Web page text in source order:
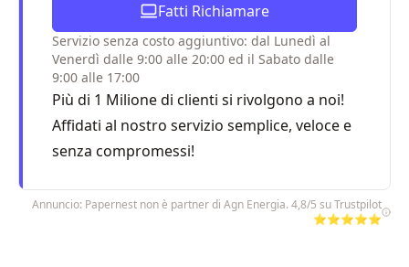
Fatti Richiamare
Servizio senza costo aggiuntivo: dal Lunedì al
Venerdì dalle 9:00 alle 20:00 ed il Sabato dalle
9:00 alle 17:00
Più di 1 Milione di clienti si rivolgono a noi!
Affidati al nostro servizio semplice, veloce e
senza compromessi!
Annuncio: Papernest non è partner di Agn Energia. 4,8/5 su Trustpilot
⭐⭐⭐⭐⭐